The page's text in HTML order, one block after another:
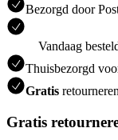
Bezorgd door
Vandaag
Thuisbezorgd
Gratis
Gratis